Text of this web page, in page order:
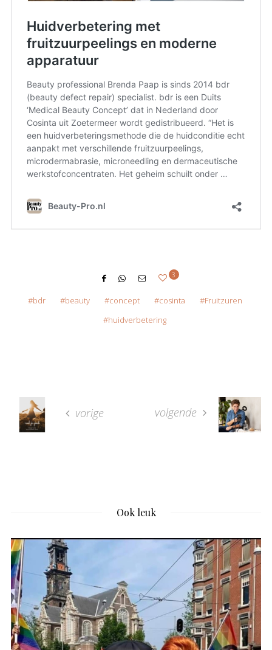
3
bdr beauty concept cosinta
Fruitzuren
huidverbetering
vorige volgende
Ook leuk